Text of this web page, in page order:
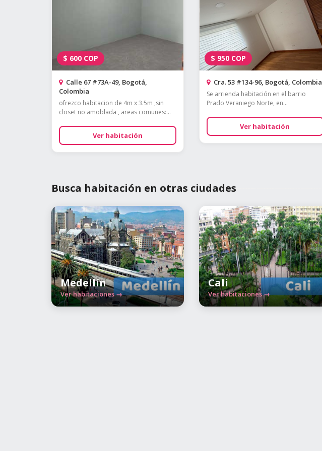
$ 600 COP
Calle 67 #73A-49, Bogotá,
Colombia
ofrezco habitacion de 4m x 3.5m ,sin
closet no amoblada , areas comunes:...
Ver habitación
$ 950 COP
Cra. 53 #134-96, Bogotá, Colombia
Se arrienda habitación en el barrio
Prado Veraniego Norte, en...
Ver habitación
Busca habitación en otras ciudades
Medellín
Ver habitaciones →
Cali
Ver habitaciones →